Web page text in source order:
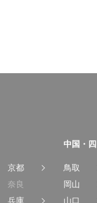
京都
奈良
兵庫
中国・四
鳥取
岡山
山口